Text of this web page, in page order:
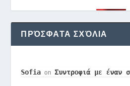
ΠΡΌΣΦΑΤΑ ΣΧΌΛΙΑ
Sofia onΣυντροφιά με έναν